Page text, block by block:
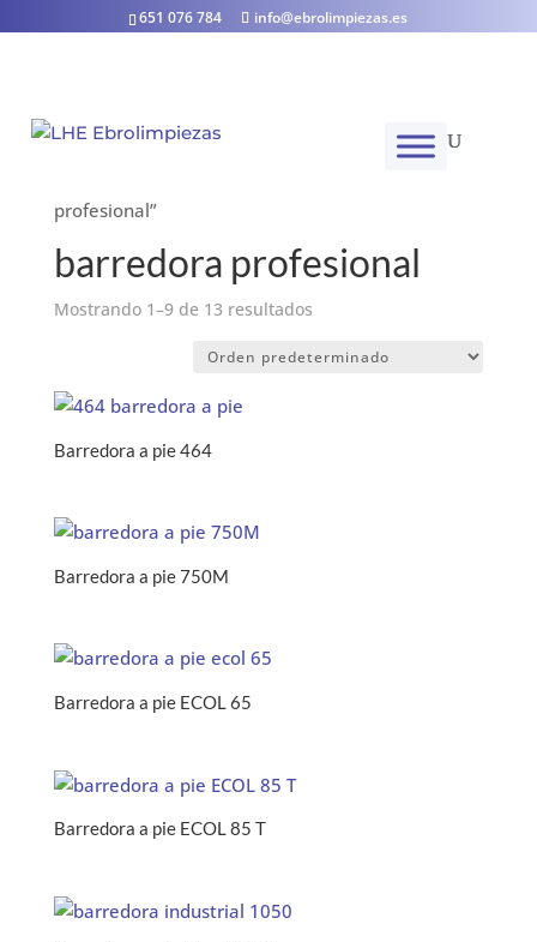
651 076 784 info@ebrolimpiezas.es
profesional”
barredora profesional
Mostrando 1–9 de 13 resultados
Barredora a pie 464
Barredora a pie 750M
Barredora a pie ECOL 65
Barredora a pie ECOL 85 T